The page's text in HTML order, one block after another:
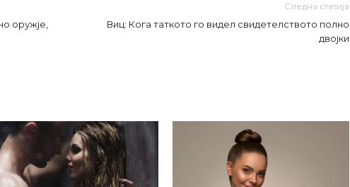
оружје,
Следна статија
Виц: Кога таткото го видел свидетелството полно
двојки